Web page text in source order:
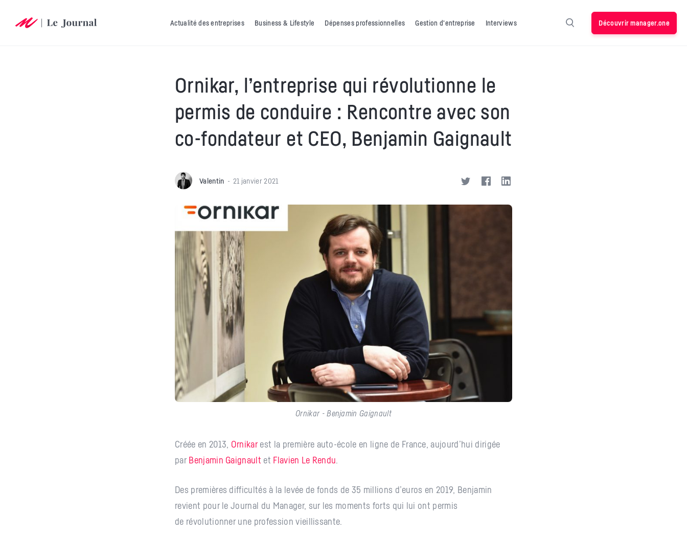
Actualité des entreprises Business & Lifestyle Dépenses professionnelles Gestion d'entreprise Interviews Découvrir manager.one
Ornikar, l’entreprise qui révolutionne le
permis de conduire : Rencontre avec son
co-fondateur et CEO, Benjamin Gaignault
Valentin 21 janvier 2021
Ornikar - Benjamin Gaignault
Créée en 2013, Ornikarest la première auto-école en ligne de France, aujourd’hui dirigée
par Benjamin Gaignault et Flavien Le Rendu
Des premières difficultés à la levée de fonds de 35 millions d’euros en 2019, Benjamin
revient pour le Journal du Manager, sur les moments forts qui lui ont permis
de révolutionner une profession vieillissante.